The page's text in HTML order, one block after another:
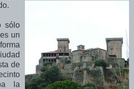
sólo
un
de
la